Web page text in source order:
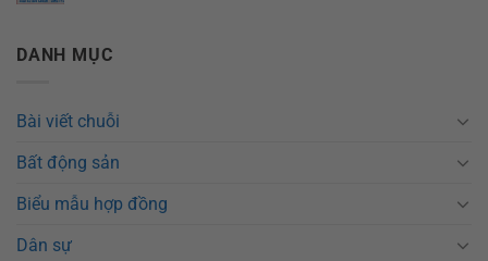
DANH MỤC
Bài viết chuỗi
Bất động sản
Biểu mẫu hợp đồng
Dân sự